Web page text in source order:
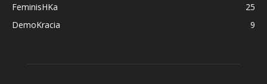
FeminisHKa
25
DemoKracia
9